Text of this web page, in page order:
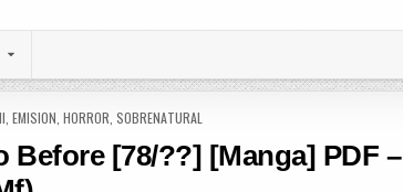
EMISION HORROR SOBRENATURAL
Before [78/??] [Manga] PDF –